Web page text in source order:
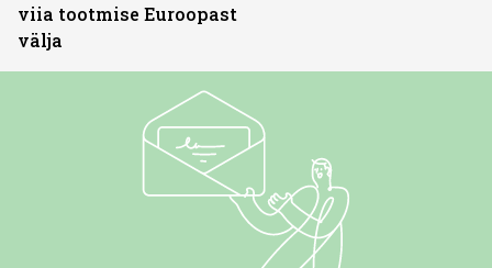
viia tootmise Euroopast
välja